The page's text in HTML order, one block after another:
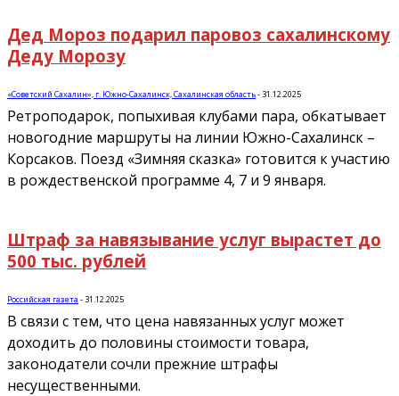
Дед Мороз подарил паровоз сахалинскому
Деду Морозу
«Советский Сахалин», г. Южно-Сахалинск, Сахалинская область- 31.12.2025
Ретроподарок, попыхивая клубами пара, обкатывает
новогодние маршруты на линии Южно-Сахалинск –
Корсаков. Поезд «Зимняя сказка» готовится к участию
в рождественской программе 4, 7 и 9 января.
Штраф за навязывание услуг вырастет до
500 тыс. рублей
Российская газета - 31.12.2025
В связи с тем, что цена навязанных услуг может
доходить до половины стоимости товара,
законодатели сочли прежние штрафы
несущественными.